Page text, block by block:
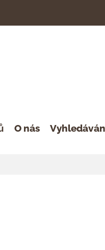
O nás